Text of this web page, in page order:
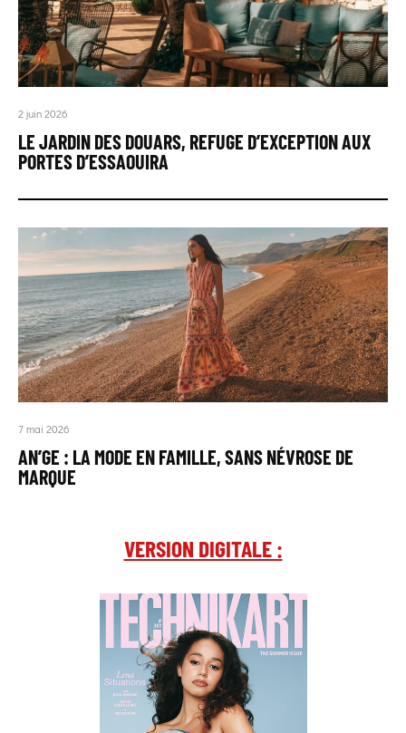
2 juin 2026
LE JARDIN DES DOUARS, REFUGE D’EXCEPTION AUX
PORTES D’ESSAOUIRA
7 mai 2026
AN’GE : LA MODE EN FAMILLE, SANS NÉVROSE DE
MARQUE
VERSION DIGITALE :